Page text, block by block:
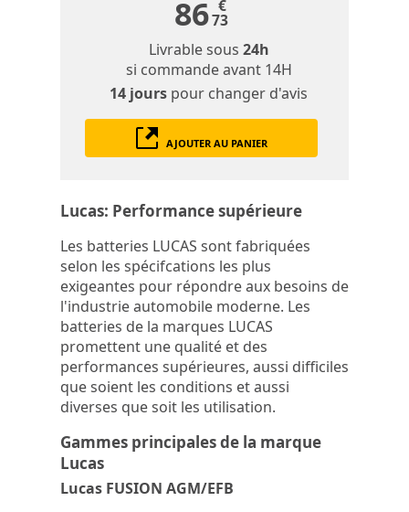
86 €
73
Livrable sous 24h
si commande avant 14H
14 jours pour changer d'avis
AJOUTER AU PANIER
Lucas: Performance supérieure
Les batteries LUCAS sont fabriquées
selon les spécifcations les plus
exigeantes pour répondre aux besoins de
l'industrie automobile moderne. Les
batteries de la marques LUCAS
promettent une qualité et des
performances supérieures, aussi difficiles
que soient les conditions et aussi
diverses que soit les utilisation.
Gammes principales de la marque
Lucas
Lucas FUSION AGM/EFB